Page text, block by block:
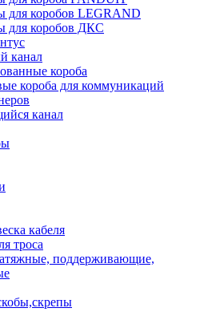
для коробов LEGRAND
для коробов ДКС
канал
короба
короба для коммуникаций
канал
кабеля
троса
поддерживающие,